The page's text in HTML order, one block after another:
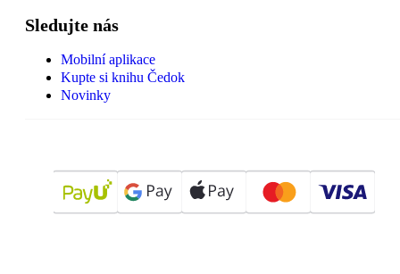
Sledujte nás
Mobilní aplikace
Kupte si knihu Čedok
Novinky